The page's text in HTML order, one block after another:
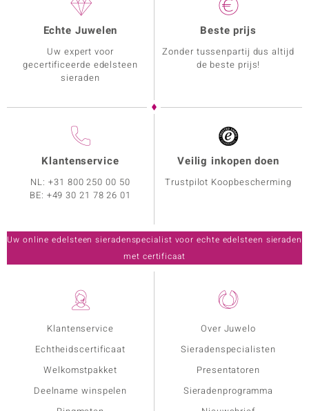
Klantenservice
Echtheidscertificaat
Welkomstpakket
Deelname winspelen
Over Juwelo
Sieradenspecialisten
Presentatoren
Sieradenprogramma
Echte Juwelen
Uw expert voor
gecertificeerde edelsteen
sieraden
Beste prijs
Zonder tussenpartij dus altijd
de beste prijs!
Klantenservice
NL:+31 800 250 00 50
BE: +49 30 21 78 26 01
Veilig inkopen doen
Trustpilot Koopbescherming
Uw online edelsteen sieradenspecialist voor echte edelsteen sieraden
met certificaat